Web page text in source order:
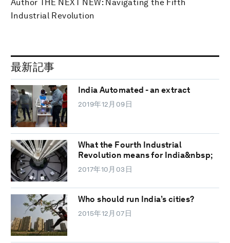
Author THE NEXT NEW: Navigating the Fifth
Industrial Revolution
最新記事
India Automated - an extract
2019年12月09日
What the Fourth Industrial
Revolution means for India&nbsp;
2017年10月03日
Who should run India’s cities?
2015年12月07日